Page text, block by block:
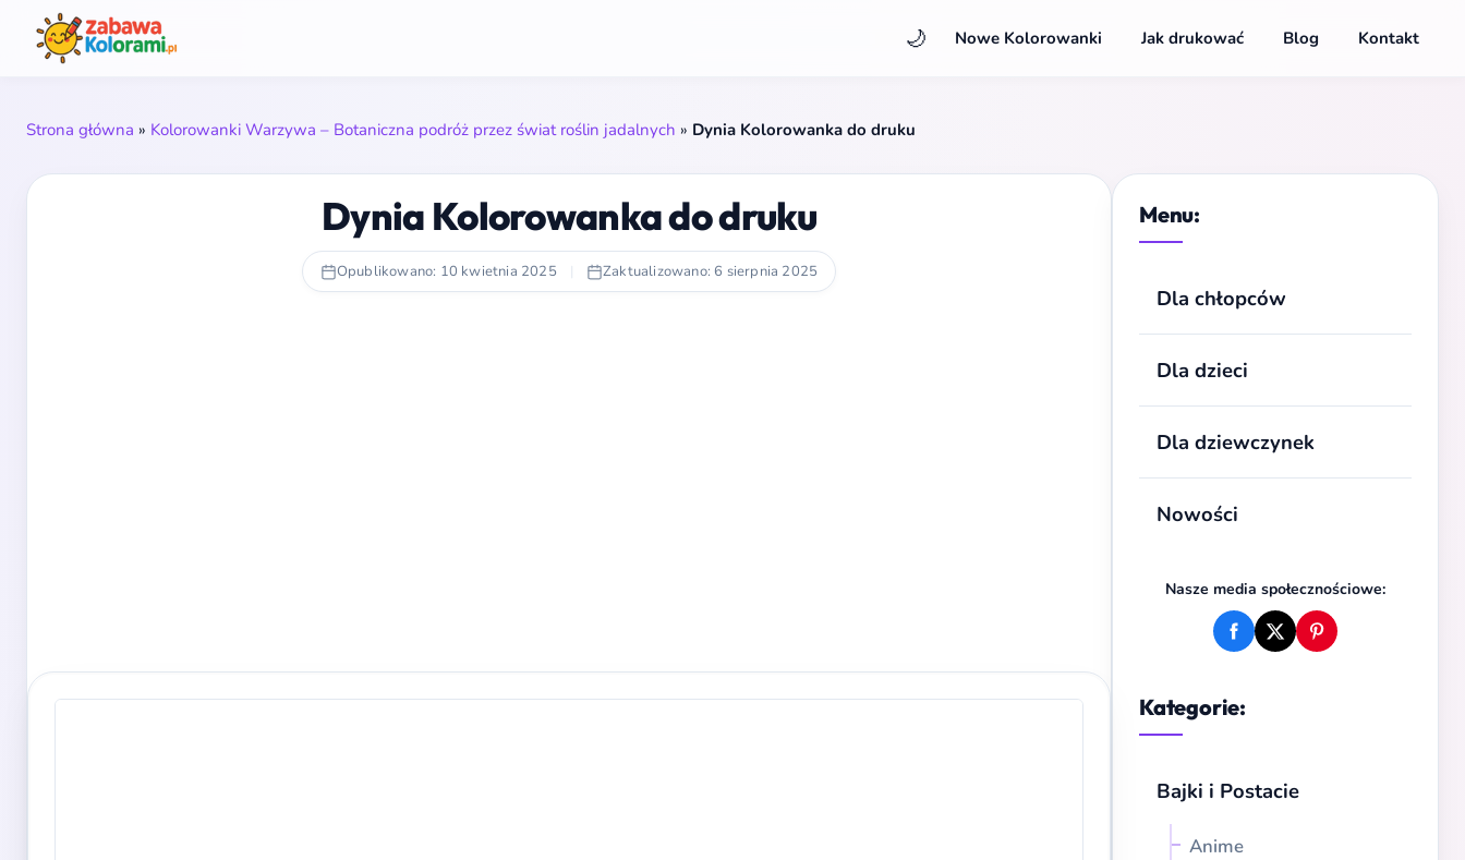
🌙 Nowe Kolorowanki Jak drukować Blog Kontakt
Strona główna » Kolorowanki Warzywa – Botaniczna podróż przez świat roślin jadalnych » Dynia Kolorowanka do druku
Menu:
Dla chłopców
Dla dzieci
Dla dziewczynek
Nowości
Nasze media społecznościowe:
Kategorie:
Bajki i Postacie
Anime
Dynia Kolorowanka do druku
Opublikowano: 10 kwietnia 2025 | Zaktualizowano: 6 sierpnia 2025